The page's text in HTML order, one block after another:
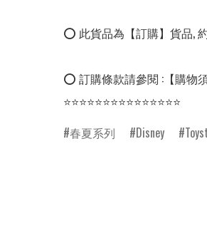
⭕ 此貨品為【訂購】貨品,
⭕ 訂購條款請參閱 :【購物
⭐⭐⭐⭐⭐⭐⭐⭐⭐⭐⭐⭐⭐⭐⭐
春夏系列
Disney